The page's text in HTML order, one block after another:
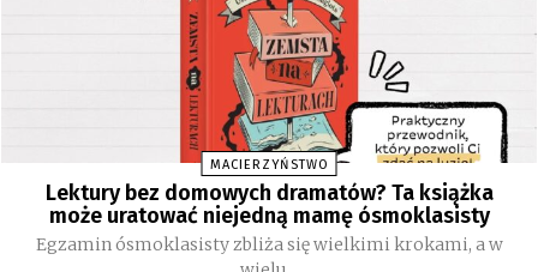
MACIERZYŃSTWO
Lektury bez domowych dramatów? Ta książka
może uratować niejedną mamę ósmoklasisty
Egzamin ósmoklasisty zbliża się wielkimi krokami, a w